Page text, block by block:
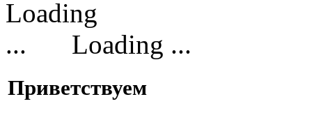
Loading ...
Приветствуем